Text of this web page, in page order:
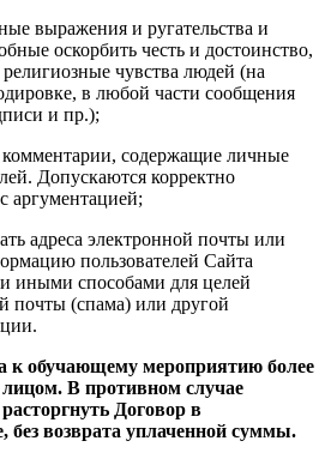
выражения и ругательства и
оскорбить честь и достоинство,
чувства людей (на
в любой части сообщения
и пр.);
комментарии, содержащие личные
Допускаются корректно
аргументацией;
адреса электронной почты или
пользователей Сайта
иными способами для целей
почты (спама) или другой
к обучающему мероприятию более
В противном случае
Договор в
без возврата уплаченной суммы.